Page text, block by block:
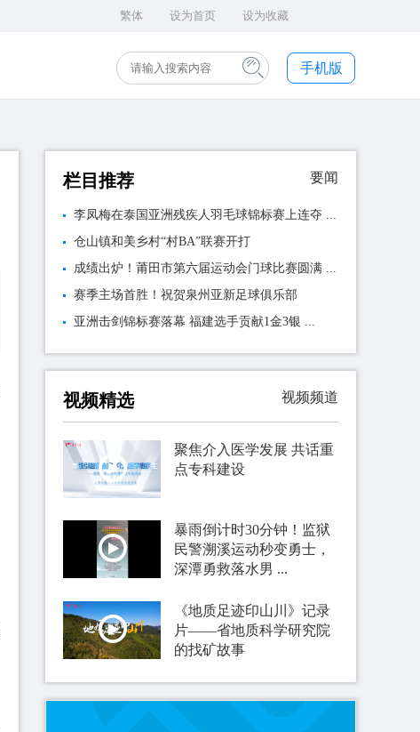
繁体 设为首页 设为收藏
手机版
栏目推荐 要闻
李凤梅在泰国亚洲残疾人羽毛球锦标赛上连夺 ...
仓山镇和美乡村“村BA”联赛开打
成绩出炉！莆田市第六届运动会门球比赛圆满 ...
赛季主场首胜！祝贺泉州亚新足球俱乐部
亚洲击剑锦标赛落幕 福建选手贡献1金3银 ...
视频精选 视频频道
聚焦介入医学发展 共话重
点专科建设
暴雨倒计时30分钟！监狱
民警溯溪运动秒变勇士，
深潭勇救落水男 ...
《地质足迹印山川》记录
片——省地质科学研究院
的找矿故事